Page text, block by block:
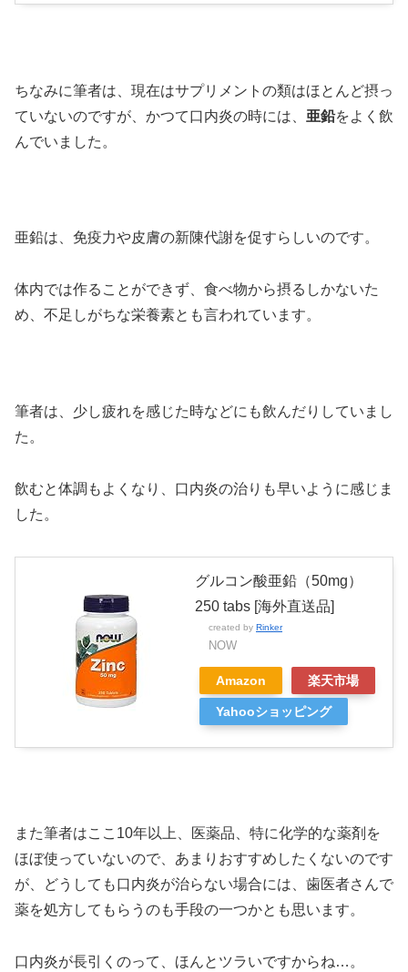
ちなみに筆者は、現在はサプリメントの類はほとんど摂っ
ていないのですが、かつて口内炎の時には、 亜鉛をよく飲
んでいました。
亜鉛は、免疫力や皮膚の新陳代謝を促すらしいのです。
体内では作ることができず、食べ物から摂るしかないた
め、不足しがちな栄養素とも言われています。
筆者は、少し疲れを感じた時などにも飲んだりしていまし
た。
飲むと体調もよくなり、口内炎の治りも早いように感じま
した。
グルコン酸亜鉛（50mg）
250 tabs [海外直送品]
created by Rinker
NOW
Amazon 楽天市場
Yahooショッピング
また筆者はここ10年以上、医薬品、特に化学的な薬剤を
ほぼ使っていないので、あまりおすすめしたくないのです
が、どうしても口内炎が治らない場合には、歯医者さんで
薬を処方してもらうのも手段の一つかとも思います。
口内炎が長引くのって、ほんとツラいですからね…。